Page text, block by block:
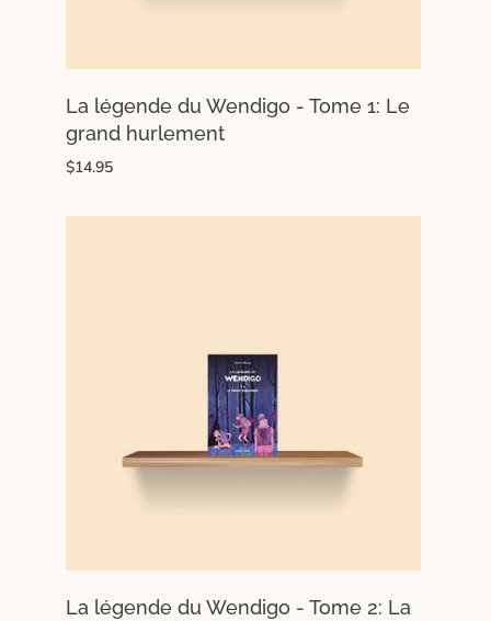
La légende du Wendigo - Tome 1: Le
grand hurlement
$14.95
La légende du Wendigo - Tome 2: La